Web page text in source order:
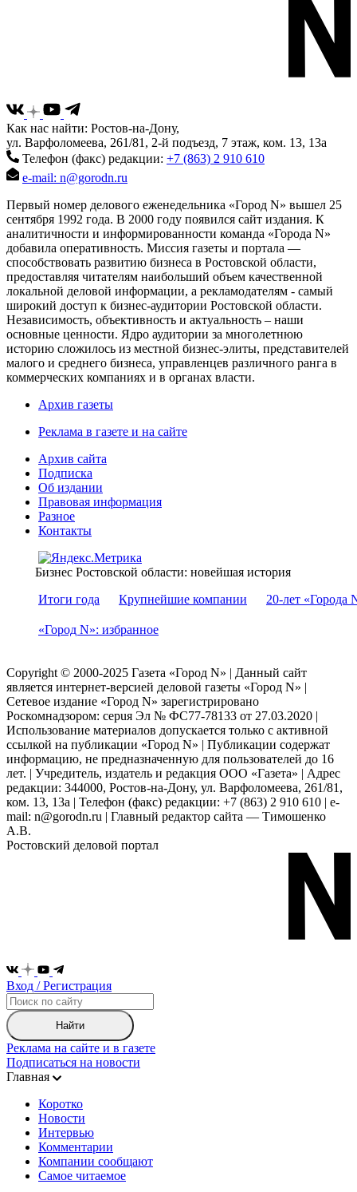
Как нас найти: Ростов-на-Дону,
ул. Варфоломеева, 261/81, 2-й подъезд, 7 этаж, ком. 13, 13а
Телефон (факс) редакции: +7 (863) 2 910 610
e-mail: n@gorodn.ru
Первый номер делового еженедельника «Город N» вышел 25
сентября 1992 года. В 2000 году появился сайт издания. К
аналитичности и информированности команда «Города N»
добавила оперативность. Миссия газеты и портала —
способствовать развитию бизнеса в Ростовской области,
предоставляя читателям наибольший объем качественной
локальной деловой информации, а рекламодателям - самый
широкий доступ к бизнес-аудитории Ростовской области.
Независимость, объективность и актуальность – наши
основные ценности. Ядро аудитории за многолетнюю
историю сложилось из местной бизнес-элиты, представителей
малого и среднего бизнеса, управленцев различного ранга в
коммерческих компаниях и в органах власти.
Архив газеты
Реклама в газете и на сайте
Архив сайта
Подписка
Об издании
Правовая информация
Разное
Контакты
Бизнес Ростовской области: новейшая история
Итоги года
Крупнейшие компании 20-лет «Города
«Город N»: избранное
Copyright © 2000-2025 Газета «Город N» | Данный сайт
является интернет-версией деловой газеты «Город N» |
Сетевое издание «Город N» зарегистрировано
Роскомнадзором: серuя Эл № ФС77-78133 от 27.03.2020 |
Использование материалов допускается только с активной
ссылкой на публикации «Город N» | Публикации содержат
информацию, не предназначенную для пользователей до 16
лет. | Учредитель, издатель и редакция ООО «Газета» | Адрес
редакции: 344000, Ростов-на-Дону, ул. Варфоломеева, 261/81,
ком. 13, 13а | Телефон (факс) редакции: +7 (863) 2 910 610 | e-
mail: n@gorodn.ru | Главный редактор сайта — Тимошенко
А.В.
Ростовский деловой портал
Вход / Регистрация
Найти
Реклама на сайте и в газете
Подписаться на новости
Главная
Коротко
Новости
Интервью
Комментарии
Компании сообщают
Самое читаемое